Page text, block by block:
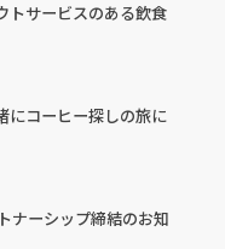
トサービスのある飲食
にコーヒー探しの旅に
ナーシップ締結のお知